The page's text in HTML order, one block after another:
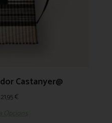
Castanyer@
21,95€